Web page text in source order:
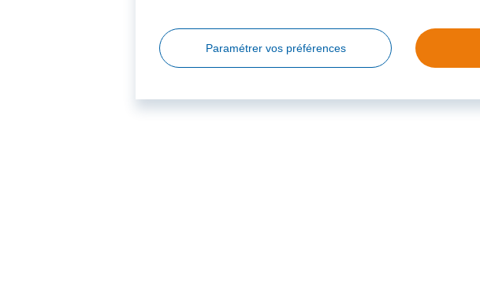
Paramétrer vos préférences